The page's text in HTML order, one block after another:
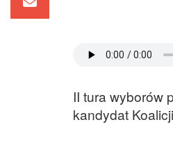
II tura wyborów
kandydat